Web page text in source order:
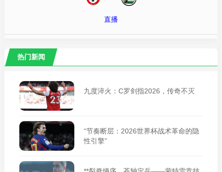
直播
热门新闻
九度淬火：C罗剑指2026，传奇不灭
“节奏断层：2026世界杯战术革命的隐
性引擎”